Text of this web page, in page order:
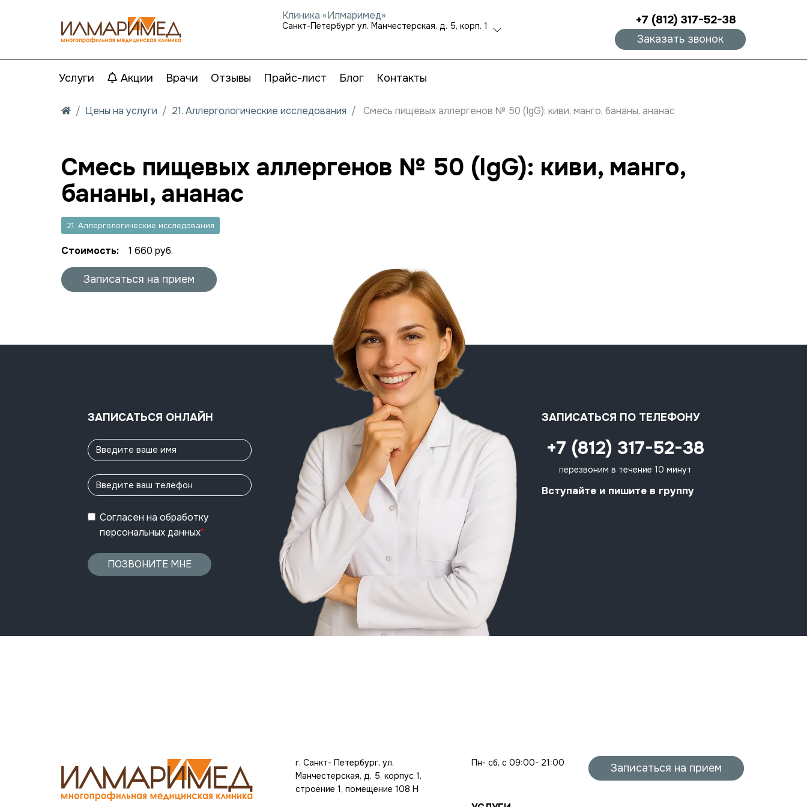
Клиника «Илмаримед»
Санкт-Петербург ул. Манчестерская, д. 5, корп. 1 +7 (812) 317-52-38
Заказать звонок
Услуги Акции Врачи Отзывы Прайс-лист Блог Контакты
Цены на услуги 21. Аллергологические исследования Смесь пищевых аллергенов № 50 (IgG): киви, манго, бананы, ананас
Смесь пищевых аллергенов № 50 (IgG): киви, манго,
бананы, ананас
21. Аллергологические исследования
Стоимость: 1 660 руб.
Записаться на прием
ЗАПИСАТЬСЯ ОНЛАЙН
Согласен на обработку
персональных данных*
ПОЗВОНИТЕ МНЕ
ЗАПИСАТЬСЯ ПО ТЕЛЕФОНУ
+7 (812) 317-52-38
перезвоним в течение 10 минут
Вступайте и пишите в группу
г. Санкт- Петербург, ул.
Манчестерская, д. 5, корпус 1,
строение 1, помещение 108 Н
Пн- сб, с 09:00- 21:00 Записаться на прием